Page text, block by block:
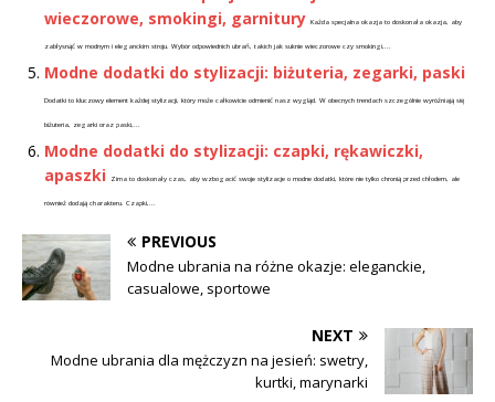
wieczorowe, smokingi, garnitury Każda specjalna okazja to doskonała okazja, aby
zabłysnąć w modnym i eleganckim stroju. Wybór odpowiednich ubrań, takich jak suknie wieczorowe czy smokingi,...
Modne dodatki do stylizacji: biżuteria, zegarki, paski
Dodatki to kluczowy element każdej stylizacji, który może całkowicie odmienić nasz wygląd. W obecnych trendach szczególnie wyróżniają się
biżuteria, zegarki oraz paski,...
Modne dodatki do stylizacji: czapki, rękawiczki,
apaszki
Zima to doskonały czas, aby wzbogacić swoje stylizacje o modne dodatki, które nie tylko chronią przed chłodem, ale
również dodają charakteru. Czapki,...
PREVIOUS
Modne ubrania na różne okazje: eleganckie,
casualowe, sportowe
NEXT
Modne ubrania dla mężczyzn na jesień: swetry,
kurtki, marynarki